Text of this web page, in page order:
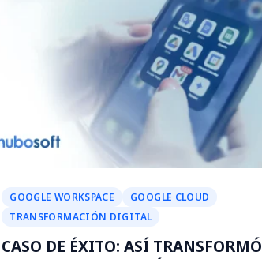
GOOGLE WORKSPACE
GOOGLE CLOUD
TRANSFORMACIÓN DIGITAL
CASO DE ÉXITO: ASÍ TRANSFORMÓ